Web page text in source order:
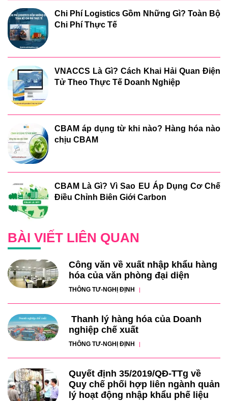
Chi Phí Logistics Gồm Những Gì? Toàn Bộ
Chi Phí Thực Tế
VNACCS Là Gì? Cách Khai Hải Quan Điện
Tử Theo Thực Tế Doanh Nghiệp
CBAM áp dụng từ khi nào? Hàng hóa nào
chịu CBAM
CBAM Là Gì? Vì Sao EU Áp Dụng Cơ Chế
Điều Chỉnh Biên Giới Carbon
BÀI VIẾT LIÊN QUAN
Công văn về xuất nhập khẩu hàng
hóa của văn phòng đại diện
THÔNG TƯ-NGHỊ ĐỊNH
Thanh lý hàng hóa của Doanh
nghiệp chế xuất
THÔNG TƯ-NGHỊ ĐỊNH
Quyết định 35/2019/QĐ-TTg về
Quy chế phối hợp liên ngành quản
lý hoạt động nhập khẩu phế liệu